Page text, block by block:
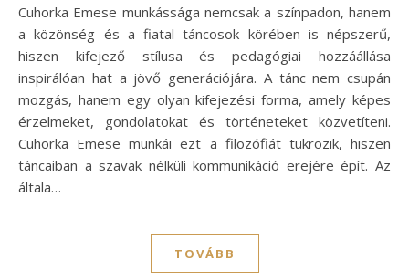
Cuhorka Emese munkássága nemcsak a színpadon, hanem
a közönség és a fiatal táncosok körében is népszerű,
hiszen kifejező stílusa és pedagógiai hozzáállása
inspirálóan hat a jövő generációjára. A tánc nem csupán
mozgás, hanem egy olyan kifejezési forma, amely képes
érzelmeket, gondolatokat és történeteket közvetíteni.
Cuhorka Emese munkái ezt a filozófiát tükrözik, hiszen
táncaiban a szavak nélküli kommunikáció erejére épít. Az
általa…
TOVÁBB